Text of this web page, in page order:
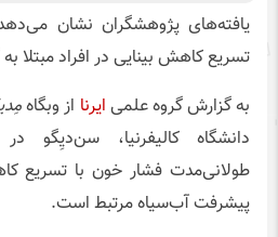
یافته‌های پژوهشگران نشان
تسریع کاهش بینایی در افراد مبتلا
به گزارش گروه علمی ایرنا از وبگاه
دانشگاه کالیفرنیا، سن‌دیِگو
طولانی‌مدت فشار خون با تسریع
پیشرفت آب‌سیاه مرتبط است.